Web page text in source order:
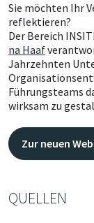
Sie möchten Ihr
reflektieren?
Der Bereich
na Haaf
Jahrzehnten
Führungsteams
wirksam zu
Zur neuen
QUELLEN